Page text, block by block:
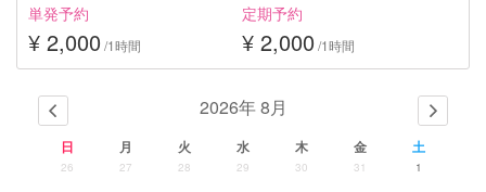
単発予約
¥ 2,000 /1時間
定期予約
¥ 2,000 /1時間
2026年 8月
日 月 火 水 木 金 土
26 27 28 29 30 31 1